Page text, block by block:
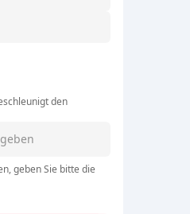
den
geben Sie bitte die